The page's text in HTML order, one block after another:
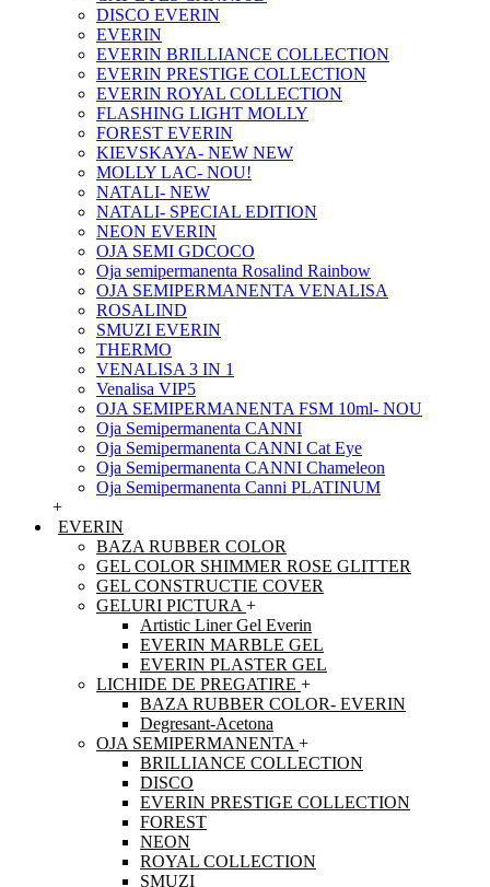
DISCO EVERIN
EVERIN
EVERIN BRILLIANCE COLLECTION
EVERIN PRESTIGE COLLECTION
EVERIN ROYAL COLLECTION
FLASHING LIGHT MOLLY
FOREST EVERIN
KIEVSKAYA- NEW NEW
MOLLY LAC- NOU!
NATALI- NEW
NATALI- SPECIAL EDITION
NEON EVERIN
OJA SEMI GDCOCO
Oja semipermanenta Rosalind Rainbow
OJA SEMIPERMANENTA VENALISA
ROSALIND
SMUZI EVERIN
THERMO
VENALISA 3 IN 1
Venalisa VIP5
OJA SEMIPERMANENTA FSM 10ml- NOU
Oja Semipermanenta CANNI
Oja Semipermanenta CANNI Cat Eye
Oja Semipermanenta CANNI Chameleon
Oja Semipermanenta Canni PLATINUM
+
EVERIN
BAZA RUBBER COLOR
GEL COLOR SHIMMER ROSE GLITTER
GEL CONSTRUCTIE COVER
GELURI PICTURA +
Artistic Liner Gel Everin
EVERIN MARBLE GEL
EVERIN PLASTER GEL
LICHIDE DE PREGATIRE +
BAZA RUBBER COLOR- EVERIN
Degresant-Acetona
OJA SEMIPERMANENTA +
BRILLIANCE COLLECTION
DISCO
EVERIN PRESTIGE COLLECTION
FOREST
NEON
ROYAL COLLECTION
SMUZI